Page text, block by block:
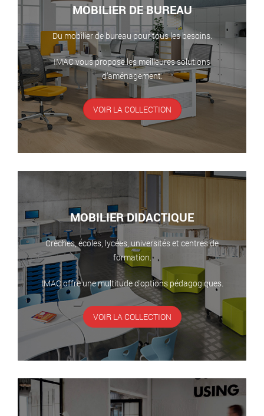
MOBILIER DE BUREAU
Du mobilier de bureau pour tous les besoins.
IMAC vous propose les meilleures solutions
d’aménagement.
VOIR LA COLLECTION
MOBILIER DIDACTIQUE
Crèches, écoles, lycées, universités et centres de
formation.
IMAC offre une multitude d’options pédagogiques.
VOIR LA COLLECTION